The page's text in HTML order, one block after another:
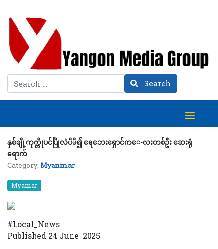
Search Search
နှစ်ချို့ကုက္ကိုပင်ပြိုလဲပိမိ၍ ရေဘေးရှောင်က‌ေ-လးတစ်ဦး ဆေးရုံ
ရောက်
Category: Myanmar
Myamar
#Local_News
Published 24 June 2025